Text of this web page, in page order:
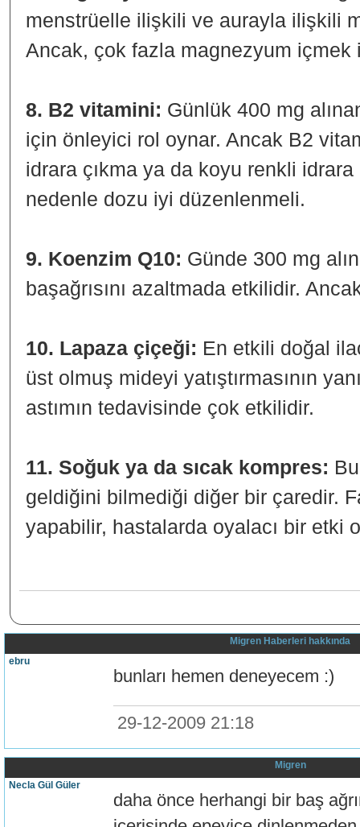
menstrüelle ilişkili ve aurayla ilişkili
Ancak, çok fazla magnezyum içmek
8. B2 vitamini: Günlük 400 mg
için önleyici rol oynar. Ancak B2
idrara çıkma ya da koyu renkli
nedenle dozu iyi düzenlenmeli.
9. Koenzim Q10: Günde 300 mg
başağrısını azaltmada etkilidir.
10. Lapaza çiçeği: En etkili doğal
üst olmuş mideyi yatıştırmasının
astımın tedavisinde çok etkilidir.
11. Soğuk ya da sıcak kompres:
geldiğini bilmediği diğer bir çaredir.
yapabilir, hastalarda oyalacı bir etki
Migren Haberleri hakkında
ebru
bunları hemen deneyecem :)
29-12-2009 21:18
Migren
Necla Gül Güler
daha önce herhangi bir baş